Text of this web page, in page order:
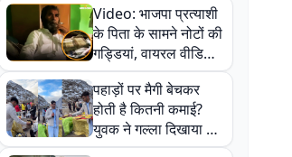
Video: भाजपा प्रत्याशी
के पिता के सामने नोटों की
गड्डियां, वायरल वीडियो
से राजनीति में उबाल,
अजित महतो बोले- TMC
की गंदी चाल
पहाड़ों पर मैगी बेचकर
होती है कितनी कमाई?
युवक ने गल्ला दिखाया तो
नौकरी वालों के खड़े हो गए